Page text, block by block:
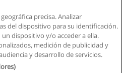
de uso
de datos
precisa. Analizar
del dispositivo para su identificación.
dispositivo y/o acceder a ella.
medición de publicidad y
y desarrollo de servicios.